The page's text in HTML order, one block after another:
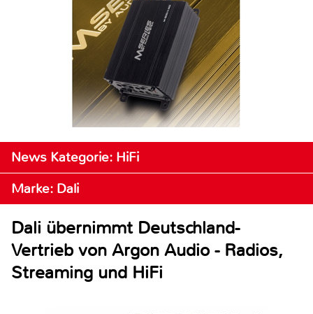
News Kategorie: HiFi
Marke: Dali
Dali übernimmt Deutschland-
Vertrieb von Argon Audio - Radios,
Streaming und HiFi